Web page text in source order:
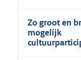
Zo groot en
mogelijk